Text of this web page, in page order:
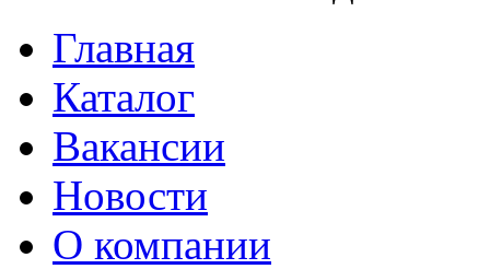
Главная
Каталог
Вакансии
Новости
О компании